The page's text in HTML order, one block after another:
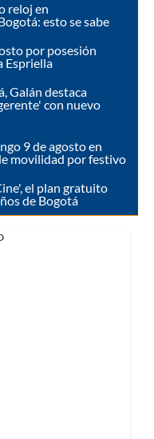
reloj en
esto se sabe
por posesión
Espriella
Galán destaca
con nuevo
9 de agosto en
movilidad por festivo
el plan gratuito
de Bogotá